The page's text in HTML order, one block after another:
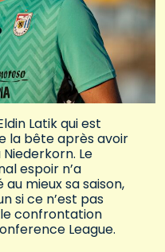
Latik qui est
la bête après avoir
Le
espoir n’a
mieux sa saison,
si ce n’est pas
confrontation
League.